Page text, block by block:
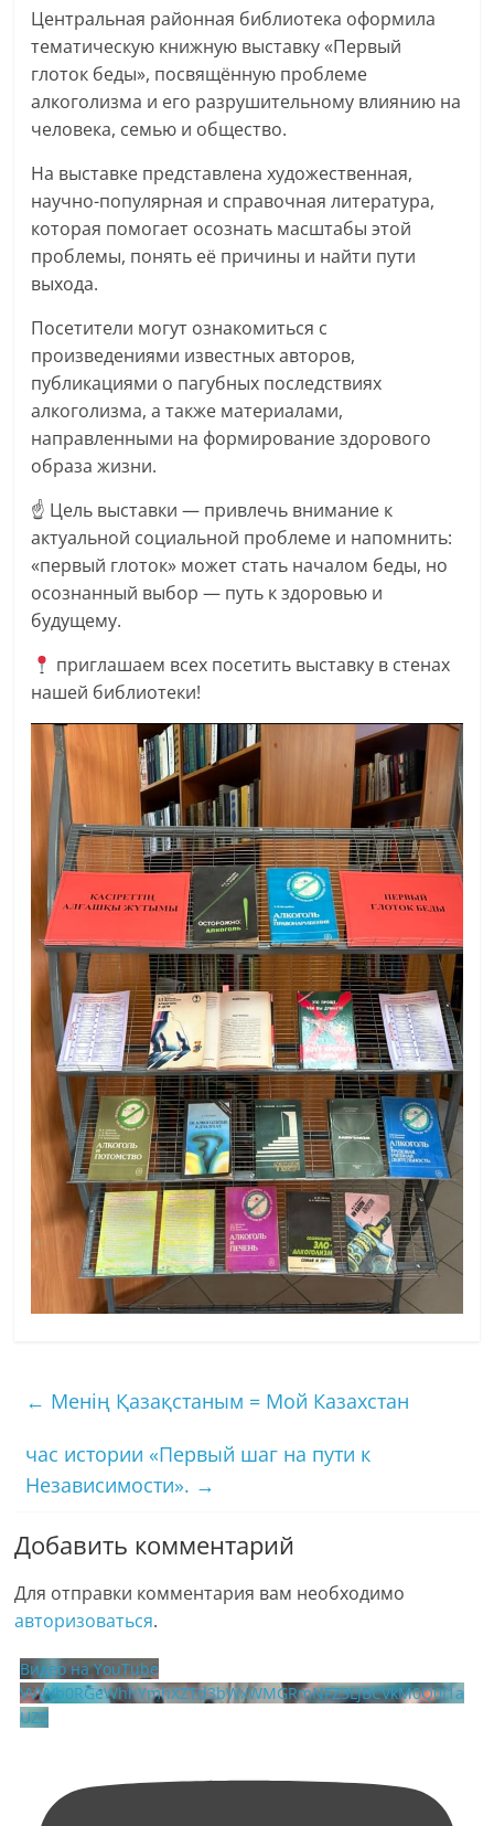
Центральная районная библиотека оформила
тематическую книжную выставку «Первый
глоток беды», посвящённую проблеме
алкоголизма и его разрушительному влиянию на
человека, семью и общество.
На выставке представлена художественная,
научно-популярная и справочная литература,
которая помогает осознать масштабы этой
проблемы, понять её причины и найти пути
выхода.
Посетители могут ознакомиться с
произведениями известных авторов,
публикациями о пагубных последствиях
алкоголизма, а также материалами,
направленными на формирование здорового
образа жизни.
☝️ Цель выставки — привлечь внимание к
актуальной социальной проблеме и напомнить:
«первый глоток» может стать началом беды, но
осознанный выбор — путь к здоровью и
будущему.
приглашаем всех посетить выставку в стенах
нашей библиотеки!
← Менің Қазақстаным = Мой Казахстан
час истории «Первый шаг на пути к
Независимости». →
Добавить комментарий
Для отправки комментария вам необходимо
авторизоваться.
Видео на YouTube
VVVVb0RGeWhhYmhXZTd3bWxWMGRmNFZ3LjBCVkM0Q0I1a
UZZ